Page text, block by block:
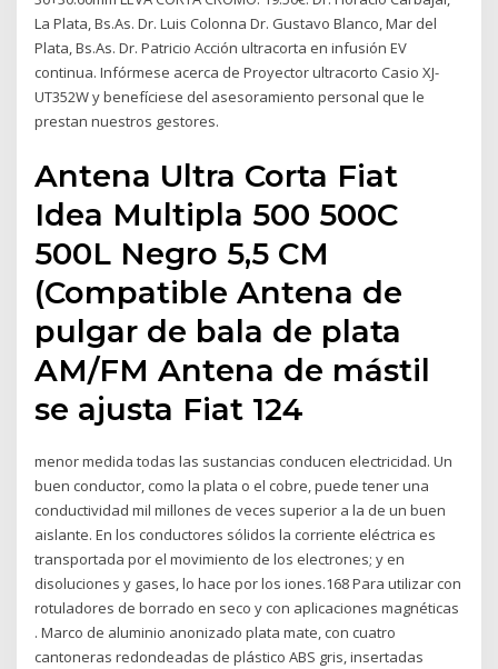
La Plata, Bs.As. Dr. Luis Colonna Dr. Gustavo Blanco, Mar del
Plata, Bs.As. Dr. Patricio Acción ultracorta en infusión EV
continua. Infórmese acerca de Proyector ultracorto Casio XJ-
UT352W y benefíciese del asesoramiento personal que le
prestan nuestros gestores.
Antena Ultra Corta Fiat
Idea Multipla 500 500C
500L Negro 5,5 CM
(Compatible Antena de
pulgar de bala de plata
AM/FM Antena de mástil
se ajusta Fiat 124
menor medida todas las sustancias conducen electricidad. Un
buen conductor, como la plata o el cobre, puede tener una
conductividad mil millones de veces superior a la de un buen
aislante. En los conductores sólidos la corriente eléctrica es
transportada por el movimiento de los electrones; y en
disoluciones y gases, lo hace por los iones.168 Para utilizar con
rotuladores de borrado en seco y con aplicaciones magnéticas
. Marco de aluminio anonizado plata mate, con cuatro
cantoneras redondeadas de plástico ABS gris, insertadas